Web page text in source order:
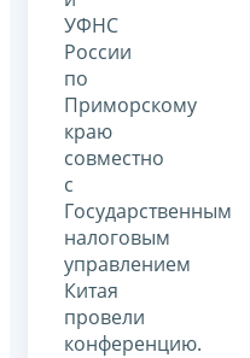
УФНС
России
по
Приморскому
краю
совместно
с
Государственным
налоговым
управлением
Китая
провели
конференцию.